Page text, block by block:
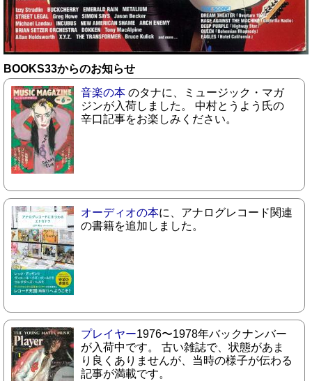
BOOKS33からのお知らせ
音楽の本 のタナに、ミュージック・マガ
ジンが入荷しました。 中村とうよう氏の
辛口記事をお楽しみください。
オーディオの本に、アナログレコード関連
の書籍を追加しました。
プレイヤー1976〜1978年バックナンバー
が入荷中です。 古い雑誌で、状態があま
り良くありませんが、当時の様子が伝わる
記事が満載です。